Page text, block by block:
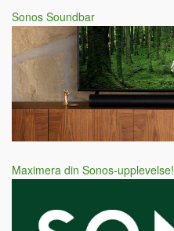
Sonos Soundbar
Maximera din Sonos-upplevelse!